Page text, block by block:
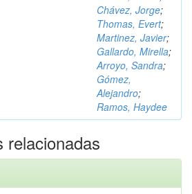
Chávez, Jorge;
Thomas, Evert;
Martinez, Javier;
Gallardo, Mirella;
Arroyo, Sandra;
Gómez,
Alejandro;
Ramos, Haydee
relacionadas